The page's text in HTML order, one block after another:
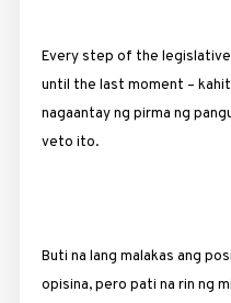
Every step of the legislative
until the last moment – kahit
nagaantay ng pirma ng
veto ito.
Buti na lang malakas ang
opisina, pero pati na rin ng